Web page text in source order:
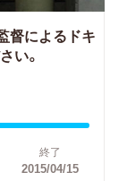
督によるドキ
い。
終了
2015/04/15